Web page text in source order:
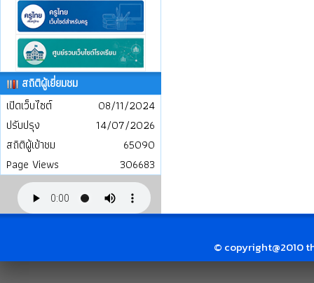
สถิติผู้เยี่ยมชม
เปิดเว็บไซต์
08/11/2024
ปรับปรุง
14/07/2026
สถิติผู้เข้าชม
65090
Page Views
306683
© copyright@2010